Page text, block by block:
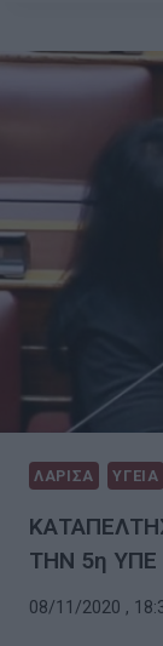
ΛΑΡΙΣΑ ΥΓΕΙΑ
ΤΗΝ 5η ΥΠΕ
08/11/2020 ,